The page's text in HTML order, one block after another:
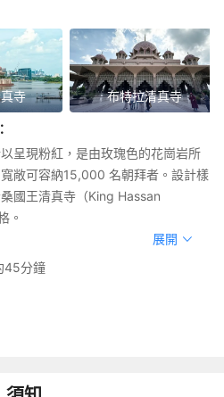
寺 布特拉清真寺
：
呈現粉紅，是由玫瑰色的花崗岩所
敞可容納15,000 名朝拜者。設計樣
國王清真寺（King Hassan
。
展開
45分鐘